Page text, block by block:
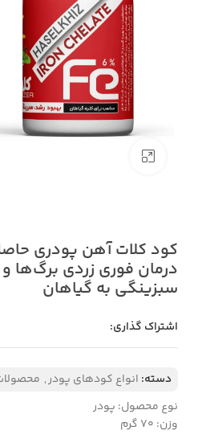
درمان فوری زردی برگ‌ها و
سبزینگی به گیاهان
اشتراک گذاری:
دسته: انواع کودهای پودر,
نوع محصول: پودر
وزن: ۷۰ گرم